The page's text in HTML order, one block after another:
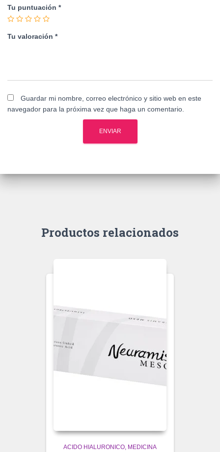
Tu puntuación *
Tu valoración *
Guardar mi nombre, correo electrónico y sitio web en este
navegador para la próxima vez que haga un comentario.
Productos relacionados
ACIDO HIALURONICO MEDICINA